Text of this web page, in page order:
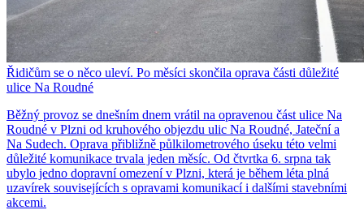
Řidičům se o něco uleví. Po měsíci skončila oprava části důležité
ulice Na Roudné
Běžný provoz se dnešním dnem vrátil na opravenou část ulice Na
Roudné v Plzni od kruhového objezdu ulic Na Roudné, Jateční a
Na Sudech. Oprava přibližně půlkilometrového úseku této velmi
důležité komunikace trvala jeden měsíc. Od čtvrtka 6. srpna tak
ubylo jedno dopravní omezení v Plzni, která je během léta plná
uzavírek souvisejících s opravami komunikací i dalšími stavebními
akcemi.